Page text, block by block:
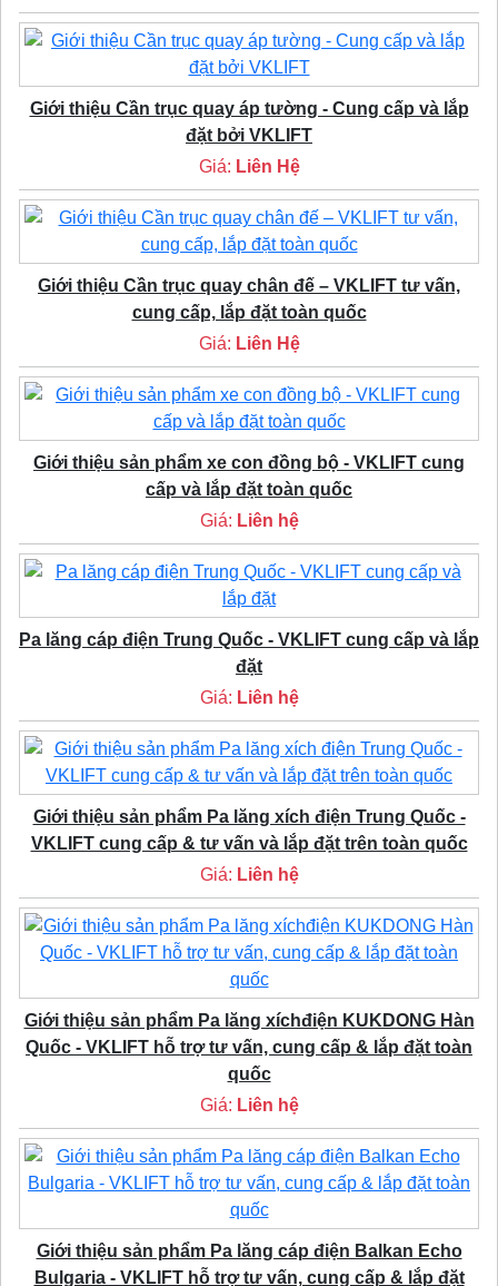
Giới thiệu Cần trục quay áp tường - Cung cấp và lắp
đặt bởi VKLIFT
Giá: Liên Hệ
Giới thiệu Cần trục quay chân đế – VKLIFT tư vấn,
cung cấp, lắp đặt toàn quốc
Giá: Liên Hệ
Giới thiệu sản phẩm xe con đồng bộ - VKLIFT cung
cấp và lắp đặt toàn quốc
Giá: Liên hệ
Pa lăng cáp điện Trung Quốc - VKLIFT cung cấp và lắp
đặt
Giá: Liên hệ
Giới thiệu sản phẩm Pa lăng xích điện Trung Quốc -
VKLIFT cung cấp & tư vấn và lắp đặt trên toàn quốc
Giá: Liên hệ
Giới thiệu sản phẩm Pa lăng xíchđiện KUKDONG Hàn
Quốc - VKLIFT hỗ trợ tư vấn, cung cấp & lắp đặt toàn
quốc
Giá: Liên hệ
Giới thiệu sản phẩm Pa lăng cáp điện Balkan Echo
Bulgaria - VKLIFT hỗ trợ tư vấn, cung cấp & lắp đặt